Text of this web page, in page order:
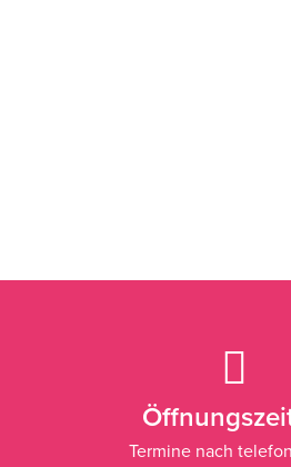
Termine nach